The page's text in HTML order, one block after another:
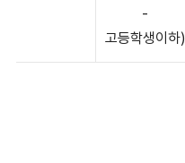
-
고등학생이하)